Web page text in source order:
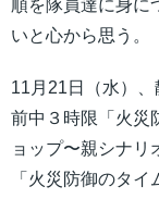
順を隊員達に身に
いと心から思う。
11月21日（水）
前中３時限「火災
ョップ〜親シナ
「火災防御のタ